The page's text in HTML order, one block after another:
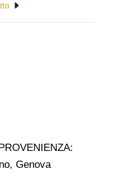
Genova